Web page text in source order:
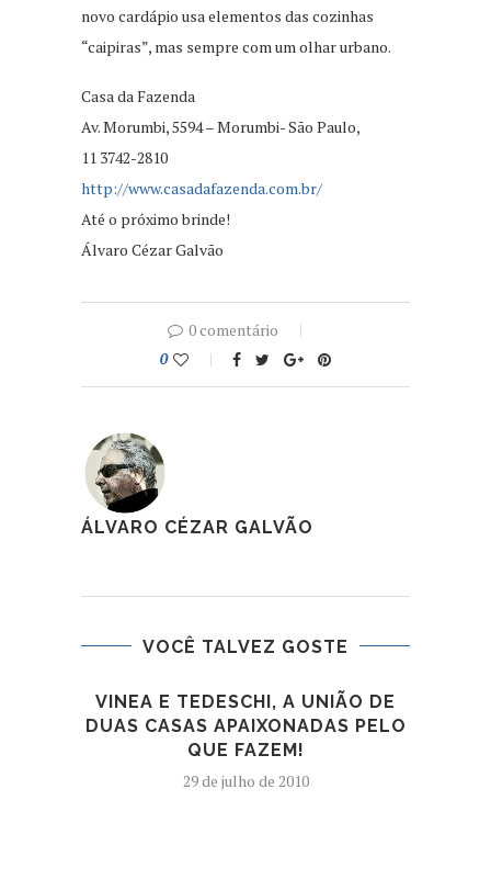
novo cardápio usa elementos das cozinhas
“caipiras”, mas sempre com um olhar urbano.
Casa da Fazenda
Av. Morumbi, 5594 – Morumbi- São Paulo,
11 3742-2810
http://www.casadafazenda.com.br/
Até o próximo brinde!
Álvaro Cézar Galvão
0 comentário
0
ÁLVARO CÉZAR GALVÃO
VOCÊ TALVEZ GOSTE
VINEA E TEDESCHI, A UNIÃO DE
DUAS CASAS APAIXONADAS PELO
QUE FAZEM!
29 de julho de 2010